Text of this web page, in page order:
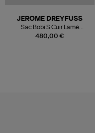
480,00 €
JEROME DREYFUSS
Sac Bobi S Cuir Lamé
Champagne